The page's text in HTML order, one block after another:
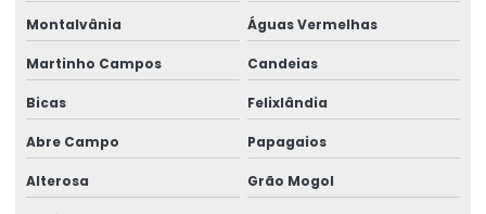
Trole Elétrico
Trole Elétrico Para Produção E Montagem
Trole Motorizado Para Talha
Venda de peças para pontes rolantes
Venda de talha cabo de aço
Montalvânia Águas Vermelhas
Martinho Campos Candeias
Bicas Felixlândia
Abre Campo Papagaios
Alterosa Grão Mogol